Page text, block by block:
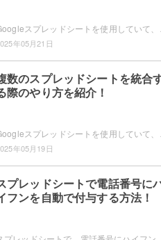
年05月21日
数のスプレッドシートを統合
際のやり方を紹介！
年05月19日
プレッドシートで電話番号に
フンを自動で付与する方法！